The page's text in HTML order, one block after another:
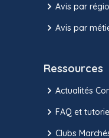
Avis par
Avis par
Ressources
Actualités
FAQ et
Clubs